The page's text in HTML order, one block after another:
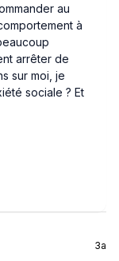
au
à
arrêter de
sur moi, je
sociale ? Et
3a